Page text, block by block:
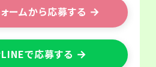
ームから応募する →
で応募する →